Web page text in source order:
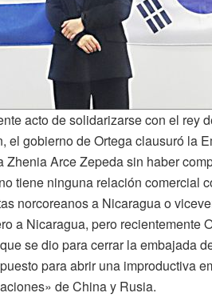
acto de solidarizarse con el rey
el gobierno de Ortega clausuró la
Zhenia Arce Zepeda sin haber
tiene ninguna relación comercial
norcoreanos a Nicaragua o
a Nicaragua, pero recientemente
se dio para cerrar la embajada
para abrir una improductiva
de China y Rusia.